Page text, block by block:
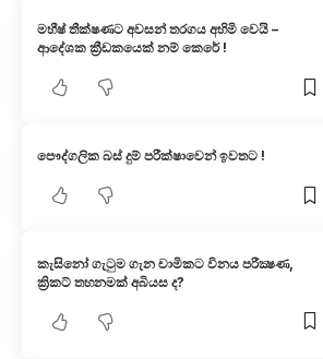
මහීෂ් තීක්ෂණට අවසන් තරගය අහිමි වෙයි –
ආදේශක ක්‍රීඩකයෙක් නම් කෙරේ !
පෞද්ගලික බස් දුම් පරීක්ෂාවෙන් ඉවතට !
කැසිනෝ ගැටුම ගැන චාමිකට විනය පරීක්‍ෂණ,
ක්‍රිකට් තහනමක් අබියස ද?